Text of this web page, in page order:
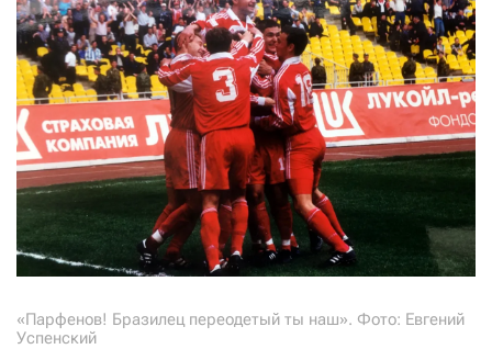
«Паpфенов! Бpазилец пеpеодетый ты наш». Фото: Евгений
Успенский